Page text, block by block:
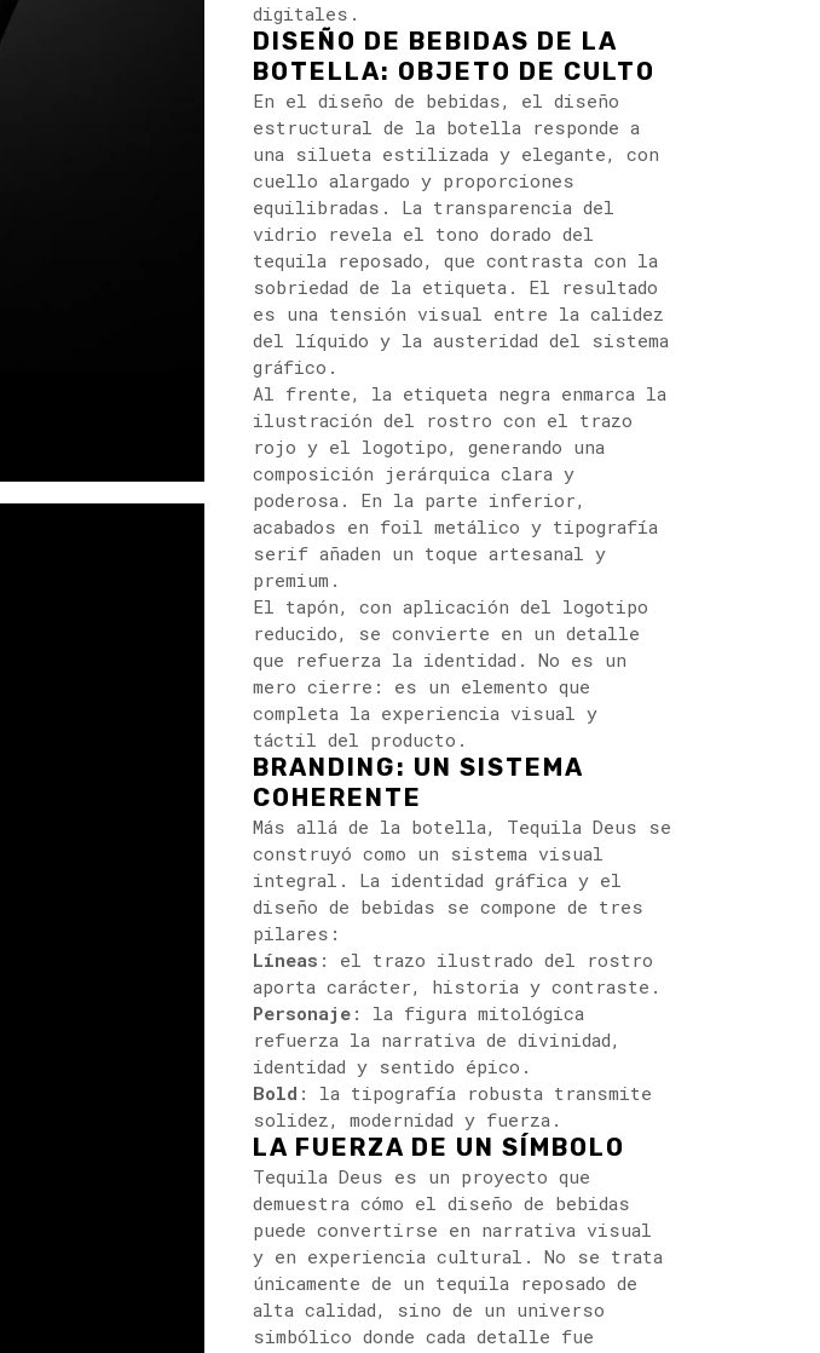
digitales.
DISEÑO DE BEBIDAS DE LA
BOTELLA: OBJETO DE CULTO
En el diseño de bebidas, el diseño
estructural de la botella responde a
una silueta estilizada y elegante, con
cuello alargado y proporciones
equilibradas. La transparencia del
vidrio revela el tono dorado del
tequila reposado, que contrasta con la
sobriedad de la etiqueta. El resultado
es una tensión visual entre la calidez
del líquido y la austeridad del sistema
gráfico.
Al frente, la etiqueta negra enmarca la
ilustración del rostro con el trazo
rojo y el logotipo, generando una
composición jerárquica clara y
poderosa. En la parte inferior,
acabados en foil metálico y tipografía
serif añaden un toque artesanal y
premium.
El tapón, con aplicación del logotipo
reducido, se convierte en un detalle
que refuerza la identidad. No es un
mero cierre: es un elemento que
completa la experiencia visual y
táctil del producto.
BRANDING: UN SISTEMA
COHERENTE
Más allá de la botella, Tequila Deus se
construyó como un sistema visual
integral. La identidad gráfica y el
diseño de bebidas se compone de tres
pilares:
Líneas : el trazo ilustrado del rostro
aporta carácter, historia y contraste.
Personaje : la figura mitológica
refuerza la narrativa de divinidad,
identidad y sentido épico.
Bold : la tipografía robusta transmite
solidez, modernidad y fuerza.
LA FUERZA DE UN SÍMBOLO
Tequila Deus es un proyecto que
demuestra cómo el diseño de bebidas
puede convertirse en narrativa visual
y en experiencia cultural. No se trata
únicamente de un tequila reposado de
alta calidad, sino de un universo
simbólico donde cada detalle fue